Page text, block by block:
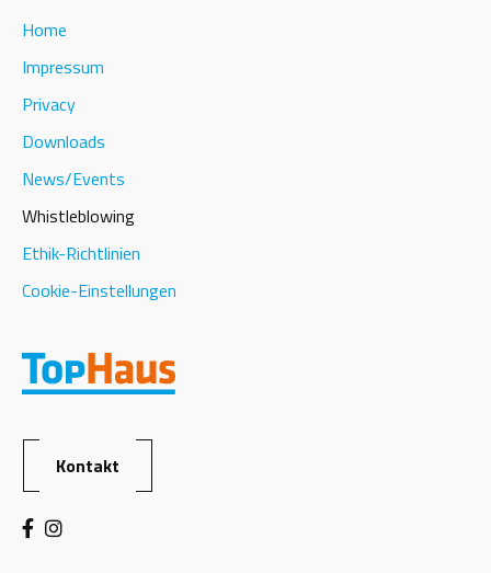
Home
Impressum
Privacy
Downloads
News/Events
Whistleblowing
Ethik-Richtlinien
Cookie-Einstellungen
Kontakt